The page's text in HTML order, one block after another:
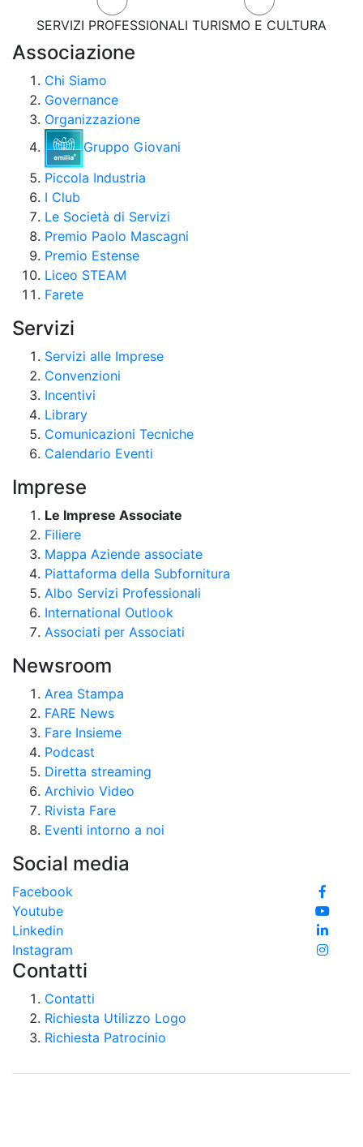
SERVIZI PROFESSIONALI TURISMO E CULTURA
Associazione
Chi Siamo
Governance
Organizzazione
Gruppo Giovani
Piccola Industria
I Club
Le Società di Servizi
Premio Paolo Mascagni
Premio Estense
Liceo STEAM
Farete
Servizi
Servizi alle Imprese
Convenzioni
Incentivi
Library
Comunicazioni Tecniche
Calendario Eventi
Imprese
Le Imprese Associate
Filiere
Mappa Aziende associate
Piattaforma della Subfornitura
Albo Servizi Professionali
International Outlook
Associati per Associati
Newsroom
Area Stampa
FARE News
Fare Insieme
Podcast
Diretta streaming
Archivio Video
Rivista Fare
Eventi intorno a noi
Social media
Facebook
Youtube
Linkedin
Instagram
Contatti
Contatti
Richiesta Utilizzo Logo
Richiesta Patrocinio